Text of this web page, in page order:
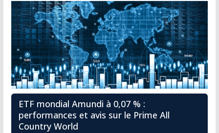
ETF mondial Amundi à 0,07 % :
performances et avis sur le Prime All
Country World